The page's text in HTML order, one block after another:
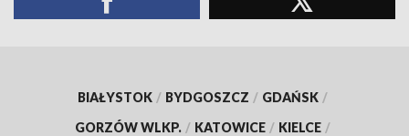
BIAŁYSTOK / BYDGOSZCZ / GDAŃSK /
GORZÓW WLKP. / KATOWICE / KIELCE /